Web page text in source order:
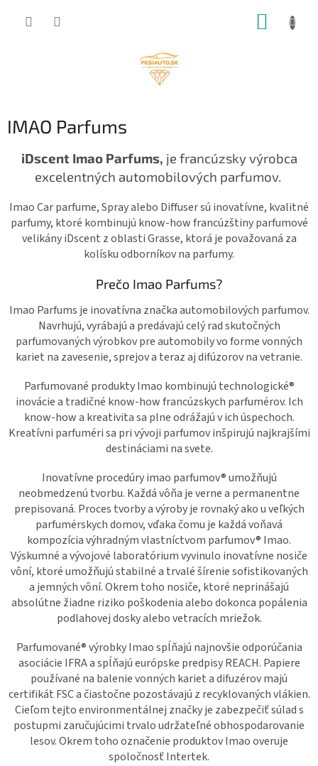
IMAO Parfums
iDscent Imao Parfums, je francúzsky výrobca
excelentných automobilových parfumov.
Imao Car parfume, Spray alebo Diffuser sú inovatívne, kvalitné
parfumy, ktoré kombinujú know-how francúzštiny parfumové
velikány iDscent z oblasti Grasse, ktorá je považovaná za
kolísku odborníkov na parfumy.
Prečo Imao Parfums?
Imao Parfums je inovatívna značka automobilových parfumov.
Navrhujú, vyrábajú a predávajú celý rad skutočných
parfumovaných výrobkov pre automobily vo forme vonných
kariet na zavesenie, sprejov a teraz aj difúzorov na vetranie.
Parfumované produkty Imao kombinujú technologické®
inovácie a tradičné know-how francúzskych parfumérov. Ich
know-how a kreativita sa plne odrážajú v ich úspechoch.
Kreatívni parfuméri sa pri vývoji parfumov inšpirujú najkrajšími
destináciami na svete.
Inovatívne procedúry imao parfumov® umožňujú
neobmedzenú tvorbu. Každá vôňa je verne a permanentne
prepisovaná. Proces tvorby a výroby je rovnaký ako u veľkých
parfumérskych domov, vďaka čomu je každá voňavá
kompozícia výhradným vlastníctvom parfumov® Imao.
Výskumné a vývojové laboratórium vyvinulo inovatívne nosiče
vôní, ktoré umožňujú stabilné a trvalé šírenie sofistikovaných
a jemných vôní. Okrem toho nosiče, ktoré neprinášajú
absolútne žiadne riziko poškodenia alebo dokonca popálenia
podlahovej dosky alebo vetracích mriežok.
Parfumované® výrobky Imao spĺňajú najnovšie odporúčania
asociácie IFRA a spĺňajú európske predpisy REACH. Papiere
používané na balenie vonných kariet a difuzérov majú
certifikát FSC a čiastočne pozostávajú z recyklovaných vlákien.
Cieľom tejto environmentálnej značky je zabezpečiť súlad s
postupmi zaručujúcimi trvalo udržateľné obhospodarovanie
lesov. Okrem toho označenie produktov Imao overuje
spoločnosť Intertek.